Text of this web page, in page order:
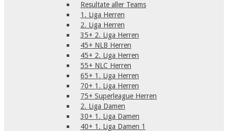
Resultate aller Teams
1. Liga Herren
2. Liga Herren
35+ 2. Liga Herren
45+ NLB Herren
45+ 2. Liga Herren
55+ NLC Herren
65+ 1. Liga Herren
70+ 1. Liga Herren
75+ Superleague Herren
2. Liga Damen
30+ 1. Liga Damen
40+ 1. Liga Damen 1